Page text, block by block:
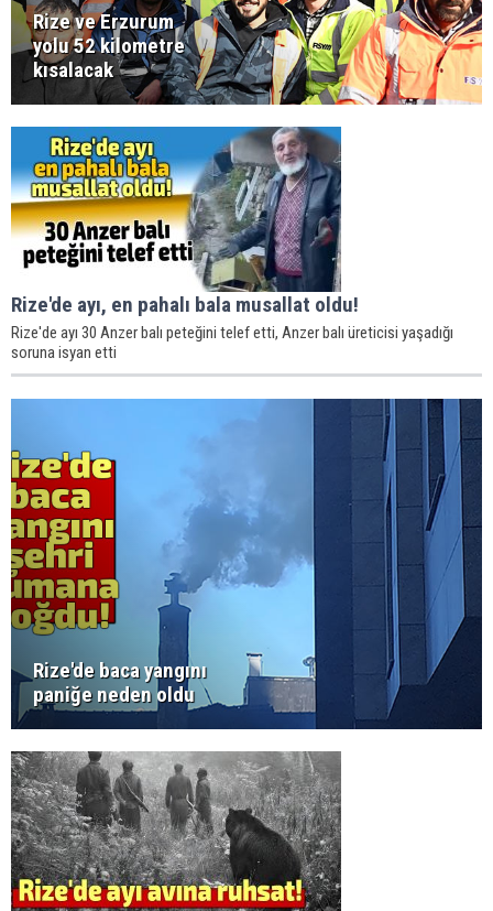
Rize ve Erzurum
yolu 52 kilometre
kısalacak
Rize'de ayı, en pahalı bala musallat oldu!
Rize'de ayı 30 Anzer balı peteğini telef etti, Anzer balı üreticisi yaşadığı
soruna isyan etti
Rize'de baca yangını
paniğe neden oldu